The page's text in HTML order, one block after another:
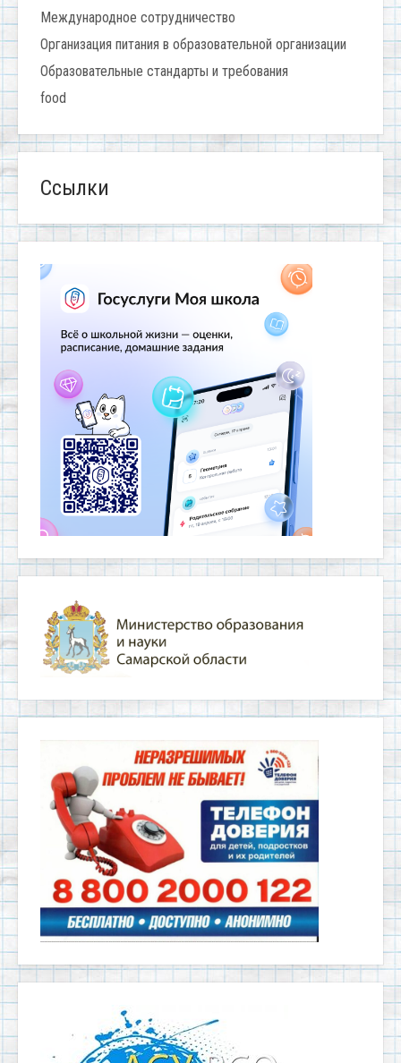
Международное сотрудничество
Организация питания в образовательной организации
Образовательные стандарты и требования
food
Ссылки